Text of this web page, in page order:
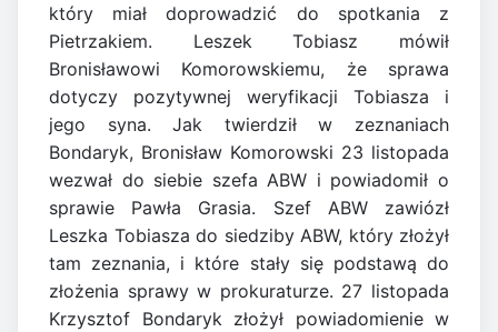
który miał doprowadzić do spotkania z
Pietrzakiem. Leszek Tobiasz mówił
Bronisławowi Komorowskiemu, że sprawa
dotyczy pozytywnej weryfikacji Tobiasza i
jego syna. Jak twierdził w zeznaniach
Bondaryk, Bronisław Komorowski 23 listopada
wezwał do siebie szefa ABW i powiadomił o
sprawie Pawła Grasia. Szef ABW zawiózł
Leszka Tobiasza do siedziby ABW, który złożył
tam zeznania, i które stały się podstawą do
złożenia sprawy w prokuraturze. 27 listopada
Krzysztof Bondaryk złożył powiadomienie w